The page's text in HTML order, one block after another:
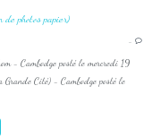
…
- Cambodge posté le mercredi 19
Cité) - Cambodge posté le